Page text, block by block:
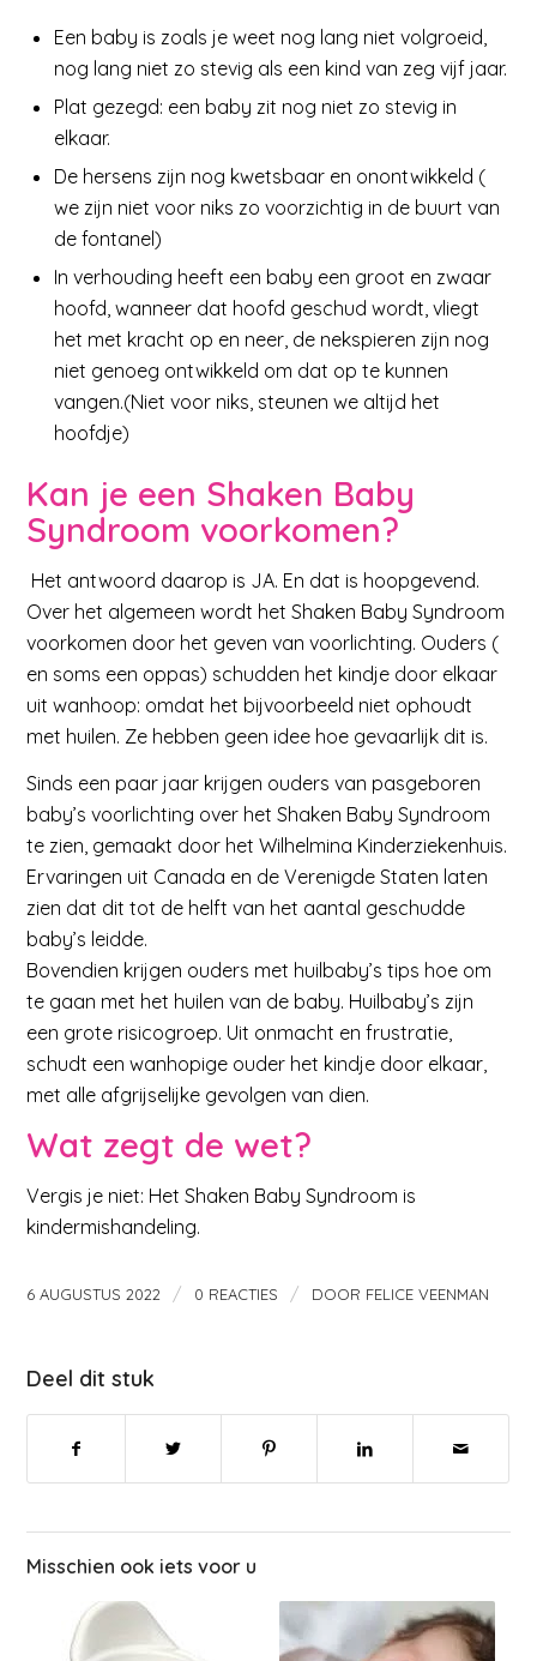
Een baby is zoals je weet nog lang niet volgroeid,
nog lang niet zo stevig als een kind van zeg vijf jaar.
Plat gezegd: een baby zit nog niet zo stevig in
elkaar.
De hersens zijn nog kwetsbaar en onontwikkeld (
we zijn niet voor niks zo voorzichtig in de buurt van
de fontanel)
In verhouding heeft een baby een groot en zwaar
hoofd, wanneer dat hoofd geschud wordt, vliegt
het met kracht op en neer, de nekspieren zijn nog
niet genoeg ontwikkeld om dat op te kunnen
vangen.(Niet voor niks, steunen we altijd het
hoofdje)
Kan je een Shaken Baby
Syndroom voorkomen?
Het antwoord daarop is JA. En dat is hoopgevend.
Over het algemeen wordt het Shaken Baby Syndroom
voorkomen door het geven van voorlichting. Ouders (
en soms een oppas) schudden het kindje door elkaar
uit wanhoop: omdat het bijvoorbeeld niet ophoudt
met huilen. Ze hebben geen idee hoe gevaarlijk dit is.
Sinds een paar jaar krijgen ouders van pasgeboren
baby’s voorlichting over het Shaken Baby Syndroom
te zien, gemaakt door het Wilhelmina Kinderziekenhuis.
Ervaringen uit Canada en de Verenigde Staten laten
zien dat dit tot de helft van het aantal geschudde
baby’s leidde.
Bovendien krijgen ouders met huilbaby’s tips hoe om
te gaan met het huilen van de baby. Huilbaby’s zijn
een grote risicogroep. Uit onmacht en frustratie,
schudt een wanhopige ouder het kindje door elkaar,
met alle afgrijselijke gevolgen van dien.
Wat zegt de wet?
Vergis je niet: Het Shaken Baby Syndroom is
kindermishandeling.
6 AUGUSTUS 2022 / 0 REACTIES / DOOR FELICE VEENMAN
Deel dit stuk
Misschien ook iets voor u